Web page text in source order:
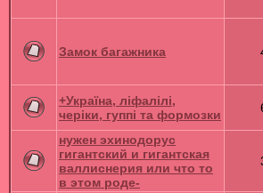
Замок багажника
+Україна, ліфалілі,
черіки, гуппі та формозки
нужен эхинодорус
гигантский и гигантская
валлиснерия или что то
в этом роде-